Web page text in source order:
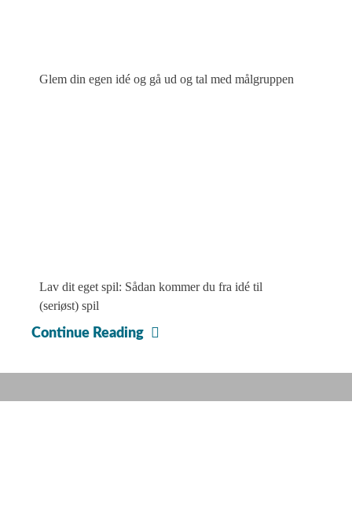
Glem din egen idé og gå ud og tal med målgruppen
Lav dit eget spil: Sådan kommer du fra idé til
(seriøst) spil
Continue Reading
bedre